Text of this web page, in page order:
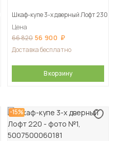
Шкаф-купе 3-х дверный Лофт 230
Цена
66 820 56 900
Доставка бесплатно
В корзину
-15%